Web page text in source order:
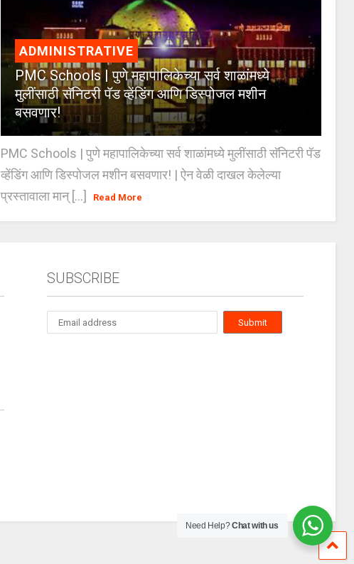
ADMINISTRATIVE
PMC Schools | पुणे महापालिकेच्या सर्व शाळांमध्ये
मुलींसाठी सॅनिटरी पॅड व्हेंडिंग आणि डिस्पोजल मशीन
बसवणार!
PMC Schools | पुणे महापालिकेच्या सर्व शाळांमध्ये मुलींसाठी सॅनिटरी पॅड
व्हेंडिंग आणि डिस्पोजल मशीन बसवणार! | ऐन वेळी दाखल केलेल्या
प्रस्तावाला मान् [...]
Read More
SUBSCRIBE
Need Help?Chat with us